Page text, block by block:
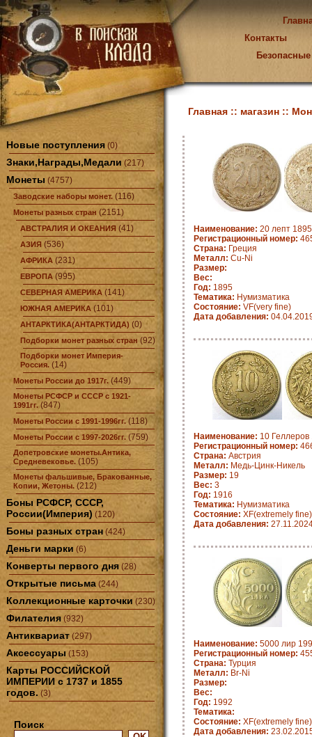
Контакты
Новые поступления (0)
Знаки,Награды,Медали (217)
Монеты (4757)
Заводские наборы монет. (116)
Монеты разных стран (2151)
АВСТРАЛИЯ И ОКЕАНИЯ (41)
АЗИЯ (536)
АФРИКА (231)
ЕВРОПА (995)
СЕВЕРНАЯ АМЕРИКА (141)
ЮЖНАЯ АМЕРИКА (101)
АНТАРКТИКА(АНТАРКТИДА) (0)
Подборки монет разных стран (92)
Подборки монет Империя-
Россия. (14)
Монеты России до 1917г. (449)
Монеты РСФСР и СССР с 1921-
1991гг. (847)
Монеты России с 1991-1996гг. (118)
Монеты России с 1997-2026гг. (759)
Допетровские монеты.Антика,
Средневековье. (105)
Монеты фальшивые, Бракованные,
Копии, Жетоны. (212)
Боны РСФСР, СССР,
России(Империя) (120)
Боны разных стран (424)
Деньги марки (6)
Конверты первого дня (28)
Открытые письма (244)
Коллекционные карточки (230)
Филателия (932)
Антиквариат (297)
Аксессуары (153)
Карты РОССИЙСКОЙ
ИМПЕРИИ с 1737 и 1855
годов. (3)
Поиск
Главная :: магазин ::
Наименование: 20 лепт
Регистрационный номер:
Страна: Греция
Металл: Cu-Ni
Размер:
Вес:
Год: 1895
Тематика: Нумизматика
Состояние: VF(very fine)
Дата добавления:
Наименование: 10 Геллеров
Регистрационный номер:
Страна: Австрия
Металл: Медь-Цинк-Никель
Размер: 19
Вес: 3
Год: 1916
Тематика: Нумизматика
Состояние: XF(extremely fine)
Дата добавления:
Наименование: 5000 лир
Регистрационный номер:
Страна: Турция
Металл: Br-Ni
Размер:
Вес:
Год: 1992
Тематика:
Состояние: XF(extremely fine)
Дата добавления: